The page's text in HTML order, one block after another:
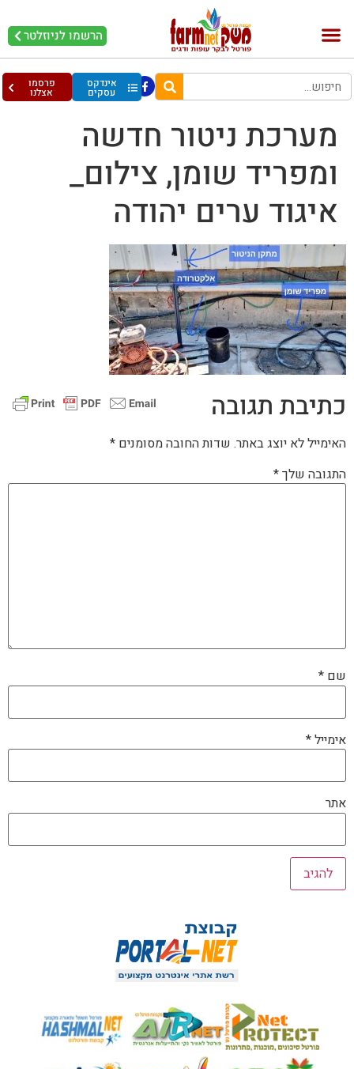
הרשמו לניוזלטר
אינדקס
עסקים
פרסמו
אצלנו
מערכת ניטור חדשה
ומפריד שומן, צילום_
איגוד ערים יהודה
כתיבת תגובה
האימייל לא יוצג באתר. שדות החובה מסומנים *
התגובה שלך*
שם *
אימייל*
אתר